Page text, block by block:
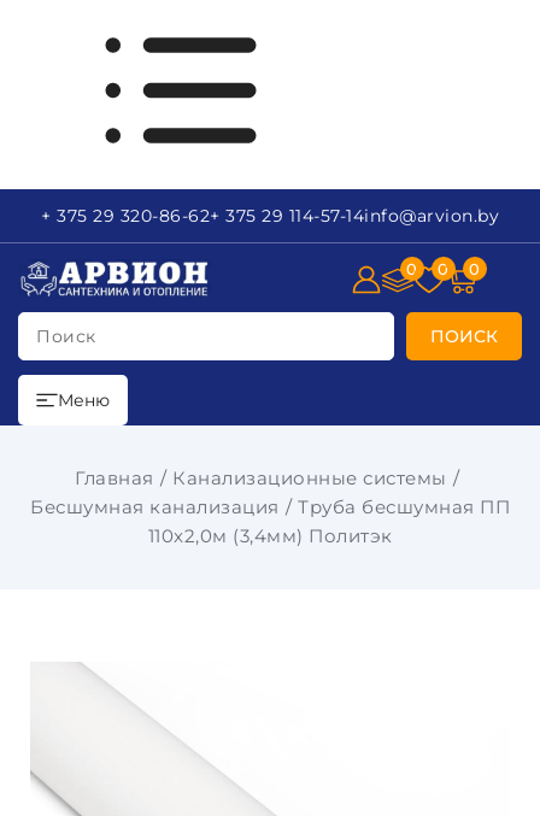
+ 375 29 320-86-62+ 375 29 114-57-14info@arvion.by
Поиск ПОИСК
0 0 0
Меню
Главная
Канализационные системы
Бесшумная канализация
Труба бесшумная ПП
110x2,0м (3,4мм) Политэк